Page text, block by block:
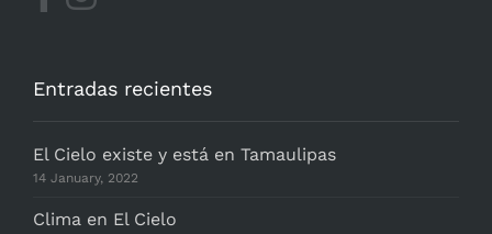
Entradas recientes
El Cielo existe y está en Tamaulipas
14 January, 2022
Clima en El Cielo